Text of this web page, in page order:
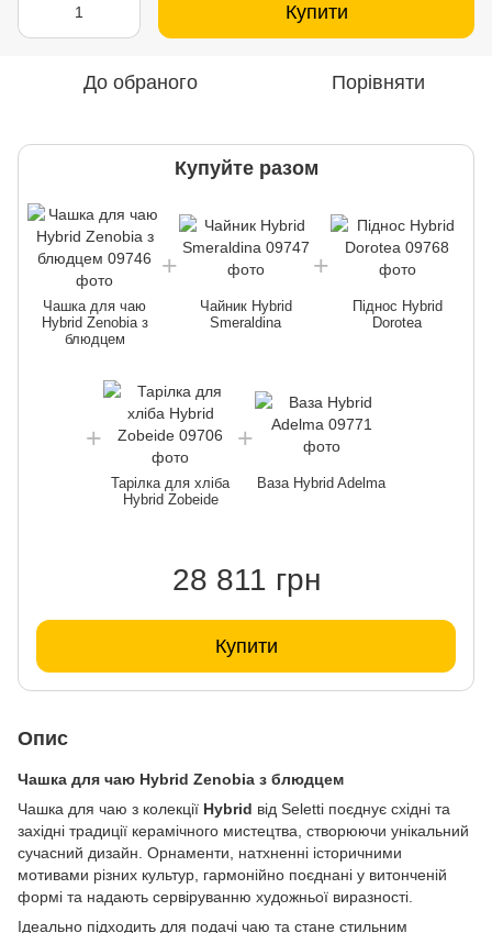
Купити
До обраного Порівняти
Купуйте разом
Чашка для чаю
Hybrid Zenobia з
блюдцем
Чайник Hybrid
Smeraldina
Піднос Hybrid
Dorotea
Тарілка для хліба
Hybrid Zobeide
Ваза Hybrid Adelma
28 811 грн
Купити
Опис
Чашка для чаю Hybrid Zenobia з блюдцем
Чашка для чаю з колекції Hybrid від Seletti поєднує східні та
західні традиції керамічного мистецтва, створюючи унікальний
сучасний дизайн. Орнаменти, натхненні історичними
мотивами різних культур, гармонійно поєднані у витонченій
формі та надають сервіруванню художньої виразності.
Ідеально підходить для подачі чаю та стане стильним